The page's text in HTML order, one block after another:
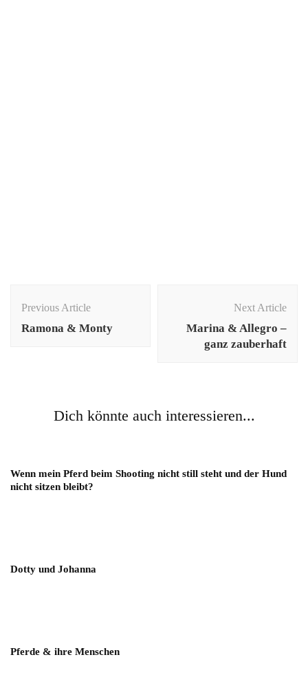
Navigation
Previous Article
Ramona & Monty
Next Article
Marina & Allegro –
ganz zauberhaft
Dich könnte auch interessieren...
Wenn mein Pferd beim Shooting nicht still steht und der Hund
nicht sitzen bleibt?
Dotty und Johanna
Pferde & ihre Menschen